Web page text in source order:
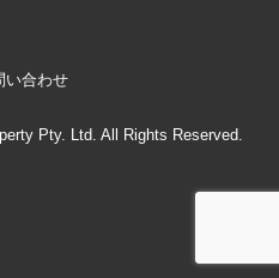
い合わせ
Pty. Ltd. All Rights Reserved.